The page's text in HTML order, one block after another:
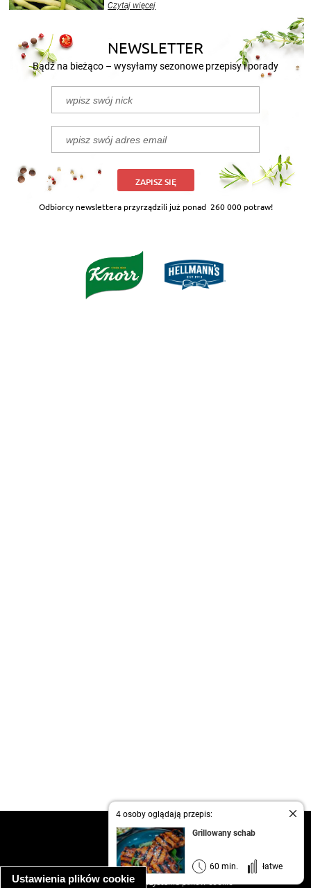
Ustawienia plików cookie
4 osoby oglądają przepis:
Grillowany schab
60 min. łatwe
nasze propozycje!
Czytaj więcej
NEWSLETTER
Bądź na bieżąco – wysyłamy sezonowe przepisy i porady
ZAPISZ SIĘ
Odbiorcy newslettera przyrządzili już ponad 260 000 potraw!
kontakt
regulamin
informacja o prywatności
informacja o wykorzystaniu plików cookie